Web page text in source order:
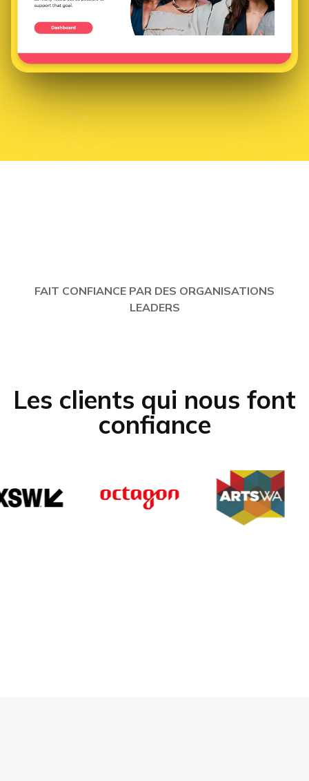
FAIT CONFIANCE PAR DES ORGANISATIONS
LEADERS
Les clients qui nous font
confiance